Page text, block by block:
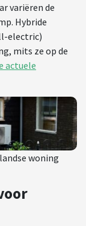
variëren de
Hybride
electric)
mits ze op de
actuele
woning